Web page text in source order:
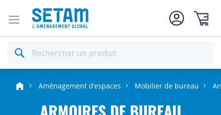
Rechercher
Aménagement d'espaces Mobilier de bureau